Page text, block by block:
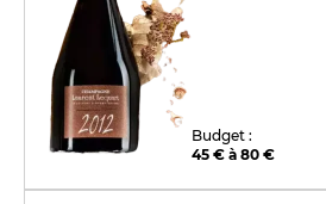
Budget :
45 € à 80 €